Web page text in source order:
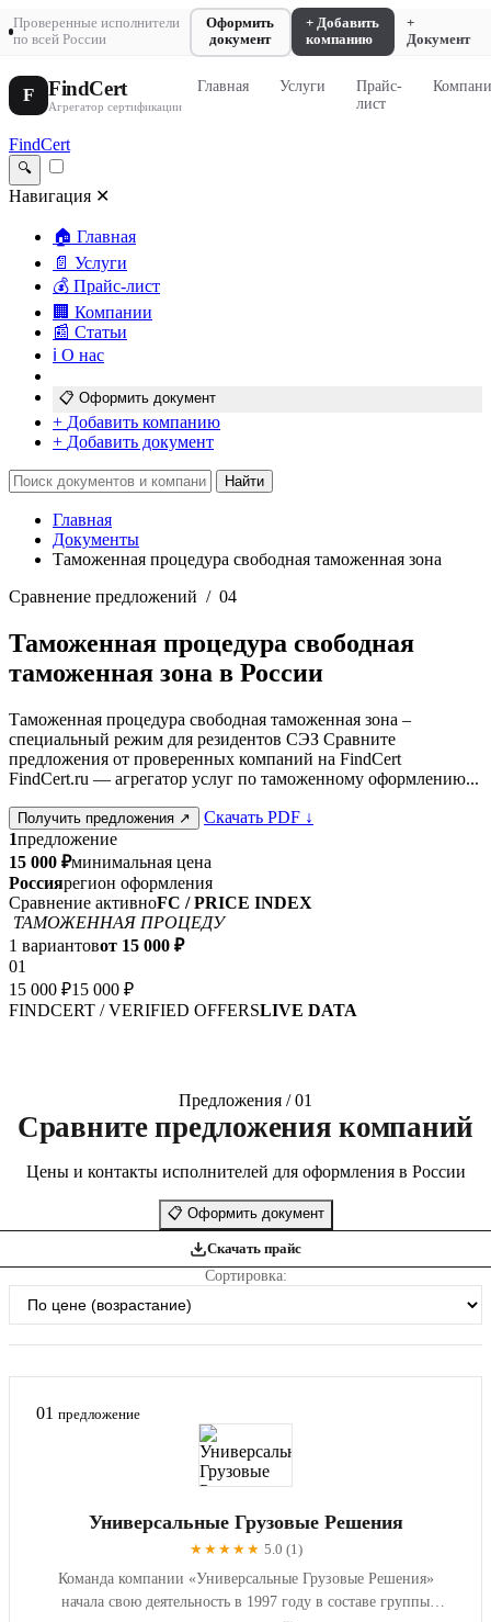
Проверенные исполнители
по всей России
Оформить
документ
+ Добавить
компанию
+
Документ
F FindCert
Агрегатор сертификации
Главная Услуги
Прайс-
лист
FindCert
🔍
Навигация ✕
🏠 Главная
📄 Услуги
💰 Прайс-лист
🏢 Компании
📰 Статьи
ℹ️ О нас
📋 Оформить документ
+ Добавить компанию
+ Добавить документ
Найти
Главная
Документы
Таможенная процедура свободная таможенная зона
Сравнение предложений / 04
Таможенная процедура свободная
таможенная зона в России
Таможенная процедура свободная таможенная зона –
специальный режим для резидентов СЭЗ Сравните
предложения от проверенных компаний на FindCert
FindCert.ru — агрегатор услуг по таможенному оформлению...
Получить предложения ↗ Скачать PDF ↓
1предложение
15 000 ₽минимальная цена
Россиярегион оформления
Сравнение активноFC / PRICE INDEX
ТАМОЖЕННАЯ ПРОЦЕДУ
1 вариантовот 15 000 ₽
01
15 000 ₽15 000 ₽
FINDCERT / VERIFIED OFFERSLIVE DATA
Предложения / 01
Сравните предложения компаний
Цены и контакты исполнителей для оформления в России
📋 Оформить документ
Скачать прайс
Сортировка:
01 предложение
Универсальные Грузовые Решения
★★★★★ 5.0 (1)
Команда компании «Универсальные Грузовые Решения»
начала свою деятельность в 1997 году в составе группы